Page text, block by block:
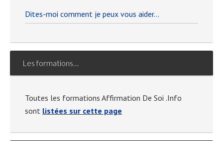
Dites-moi comment je peux vous aider…
Les formations…
Toutes les formations Affirmation De Soi .Info
sont listées sur cette page